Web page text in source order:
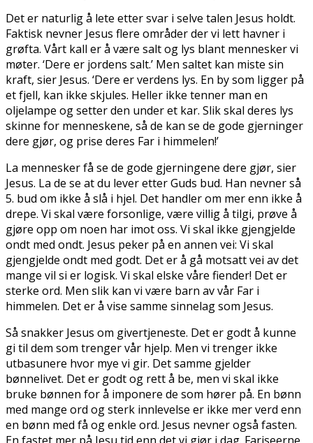
Det er naturlig å lete etter svar i selve talen Jesus holdt.
Faktisk nevner Jesus flere områder der vi lett havner i
grøfta. Vårt kall er å være salt og lys blant mennesker vi
møter. ‘Dere er jordens salt.’ Men saltet kan miste sin
kraft, sier Jesus. ‘Dere er verdens lys. En by som ligger på
et fjell, kan ikke skjules. Heller ikke tenner man en
oljelampe og setter den under et kar. Slik skal deres lys
skinne for menneskene, så de kan se de gode gjerninger
dere gjør, og prise deres Far i himmelen!’
La mennesker få se de gode gjerningene dere gjør, sier
Jesus. La de se at du lever etter Guds bud. Han nevner så
5. bud om ikke å slå i hjel. Det handler om mer enn ikke å
drepe. Vi skal være forsonlige, være villig å tilgi, prøve å
gjøre opp om noen har imot oss. Vi skal ikke gjengjelde
ondt med ondt. Jesus peker på en annen vei: Vi skal
gjengjelde ondt med godt. Det er å gå motsatt vei av det
mange vil si er logisk. Vi skal elske våre fiender! Det er
sterke ord. Men slik kan vi være barn av vår Far i
himmelen. Det er å vise samme sinnelag som Jesus.
Så snakker Jesus om givertjeneste. Det er godt å kunne
gi til dem som trenger vår hjelp. Men vi trenger ikke
utbasunere hvor mye vi gir. Det samme gjelder
bønnelivet. Det er godt og rett å be, men vi skal ikke
bruke bønnen for å imponere de som hører på. En bønn
med mange ord og sterk innlevelse er ikke mer verd enn
en bønn med få og enkle ord. Jesus nevner også fasten.